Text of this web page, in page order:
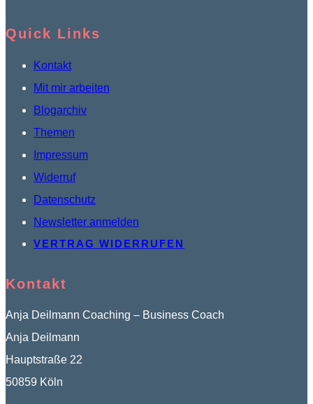
Quick Links
Kontakt
Mit mir arbeiten
Blogarchiv
Themen
Impressum
Widerruf
Datenschutz
Newsletter anmelden
VERTRAG WIDERRUFEN
Kontakt
Anja Deilmann Coaching – Business Coach
Anja Deilmann
Hauptstraße 22
50859 Köln